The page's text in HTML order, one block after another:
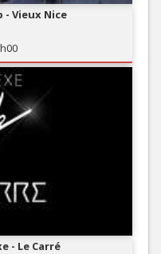
- Vieux Nice
- Le Carré